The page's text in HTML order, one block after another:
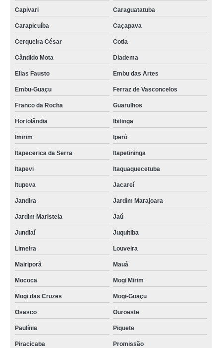
Capivari Caraguatatuba
Carapicuíba Caçapava
Cerqueira César Cotia
Cândido Mota Diadema
Elias Fausto Embu das Artes
Embu-Guaçu Ferraz de Vasconcelos
Franco da Rocha Guarulhos
Hortolândia Ibitinga
Imirim Iperó
Itapecerica da Serra Itapetininga
Itapevi Itaquaquecetuba
Itupeva Jacareí
Jandira Jardim Marajoara
Jardim Maristela Jaú
Jundiaí Juquitiba
Limeira Louveira
Mairiporã Mauá
Mococa Mogi Mirim
Mogi das Cruzes Mogi-Guaçu
Osasco Ouroeste
Paulínia Piquete
Piracicaba Promissão